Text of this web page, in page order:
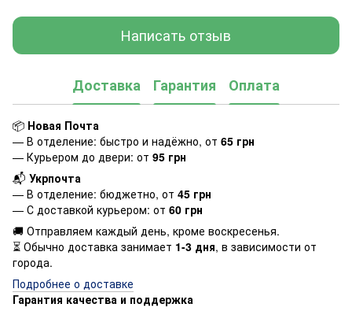
Написать отзыв
Доставка Гарантия Оплата
📦 Новая Почта
— В отделение: быстро и надёжно, от 65 грн
— Курьером до двери: от 95 грн
📬 Укрпочта
— В отделение: бюджетно, от 45 грн
— С доставкой курьером: от 60 грн
🚚 Отправляем каждый день, кроме воскресенья.
⏳ Обычно доставка занимает 1-3 дня, в зависимости от
города.
Подробнее о доставке
Гарантия качества и поддержка